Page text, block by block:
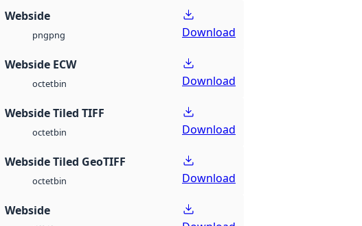
Webside
pngpng Download
Webside ECW
octetbin Download
Webside Tiled TIFF
octetbin Download
Webside Tiled GeoTIFF
octetbin Download
Webside